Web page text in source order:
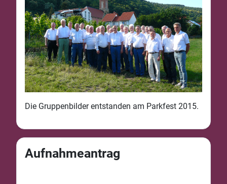
Die Gruppenbilder entstanden am Parkfest 2015.
Aufnahmeantrag